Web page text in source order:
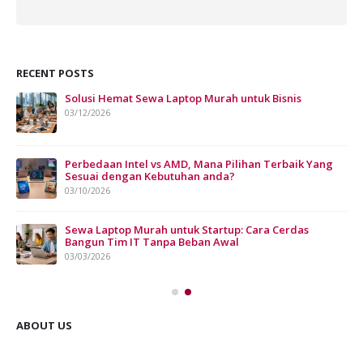
RECENT POSTS
Solusi Hemat Sewa Laptop Murah untuk Bisnis
03/12/2026
Perbedaan Intel vs AMD, Mana Pilihan Terbaik Yang
Sesuai dengan Kebutuhan anda?
03/10/2026
Sewa Laptop Murah untuk Startup: Cara Cerdas
Bangun Tim IT Tanpa Beban Awal
03/03/2026
ABOUT US